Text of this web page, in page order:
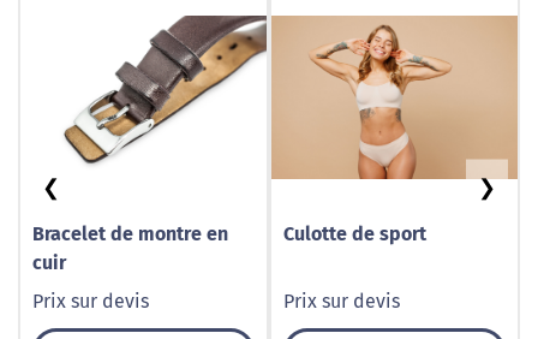
Bracelet de montre en
cuir
Prix sur devis
Culotte de sport
Prix sur devis
❮ ❯